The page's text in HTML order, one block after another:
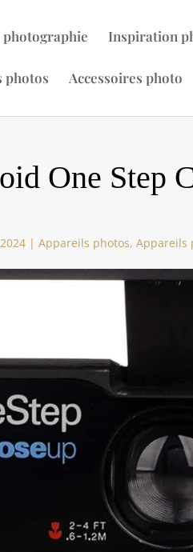
photographie Inspiration
photos Accessoires photo
One Step
|Appareils photos,Appareils